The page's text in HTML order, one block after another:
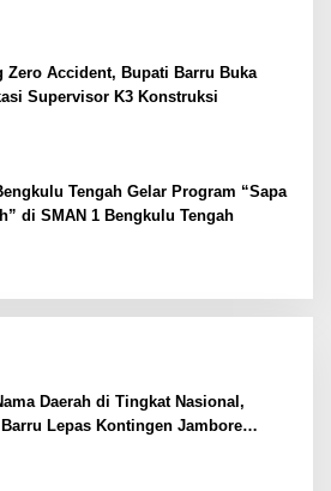
Zero Accident, Bupati Barru Buka
Supervisor K3 Konstruksi
Tengah Gelar Program “Sapa
di SMAN 1 Bengkulu Tengah
Daerah di Tingkat Nasional,
Lepas Kontingen Jambore